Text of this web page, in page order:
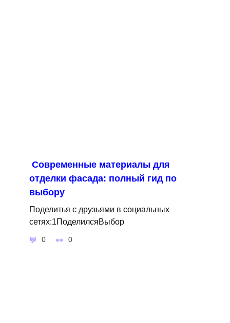
Современные материалы для
отделки фасада: полный гид по
выбору
Поделитья с друзьями в социальных
сетях:1ПоделилсяВыбор
0 0